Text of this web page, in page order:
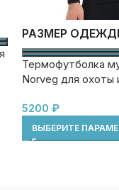
РАЗМЕР
Термофутболка
Norveg для охоты
5200 ₽
ВЫБЕРИТЕ